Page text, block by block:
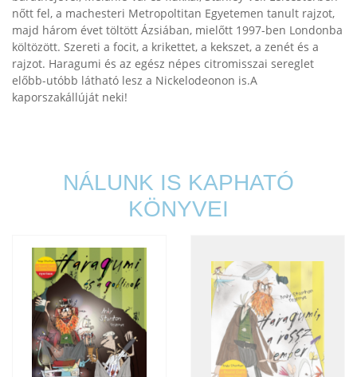
nőtt fel, a machesteri Metropoltitan Egyetemen tanult rajzot,
majd három évet töltött Ázsiában, mielőtt 1997-ben Londonba
költözött. Szereti a focit, a krikettet, a kekszet, a zenét és a
rajzot. Haragumi és az egész népes citromisszai sereglet
előbb-utóbb látható lesz a Nickelodeonon is.A
kaporszakállúját neki!
NÁLUNK IS KAPHATÓ
KÖNYVEI